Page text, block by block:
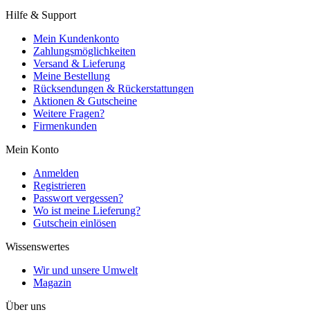
Hilfe & Support
Mein Kundenkonto
Zahlungsmöglichkeiten
Versand & Lieferung
Meine Bestellung
Rücksendungen & Rückerstattungen
Aktionen & Gutscheine
Weitere Fragen?
Firmenkunden
Mein Konto
Anmelden
Registrieren
Passwort vergessen?
Wo ist meine Lieferung?
Gutschein einlösen
Wissenswertes
Wir und unsere Umwelt
Magazin
Über uns